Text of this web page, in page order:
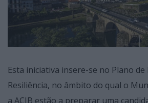
Esta iniciativa insere-se no Plano de
Resiliência, no âmbito do qual o
a ACIB estão a preparar uma